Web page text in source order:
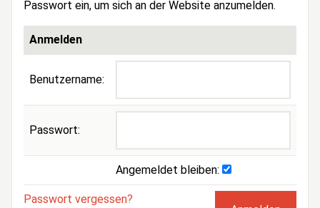
Passwort ein, um sich an der Website anzumelden.
Anmelden
Benutzername:
Passwort:
Angemeldet bleiben:
Passwort vergessen?